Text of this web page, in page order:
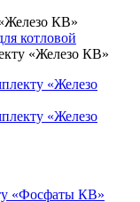
КВ»
котловой
«Железо КВ»